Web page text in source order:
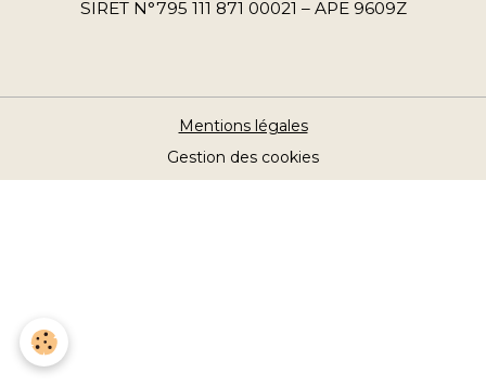
SIRET N°795 111 871 00021 – APE 9609Z
Mentions légales
Gestion des cookies